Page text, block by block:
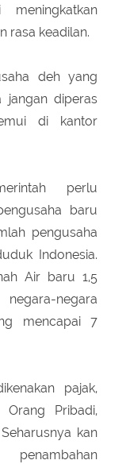
rasa keadilan.
deh yang
jangan diperas
di kantor
perlu
baru
pengusaha
Indonesia.
Air baru 1,5
negara
mencapai 7
pajak,
Orang Pribadi,
kan